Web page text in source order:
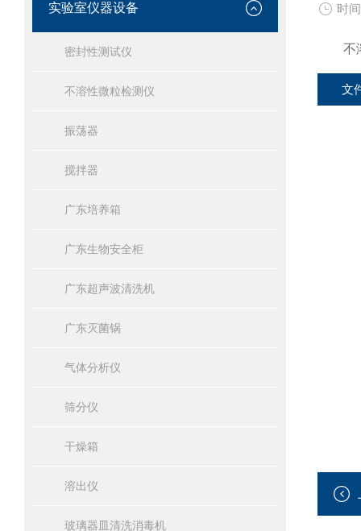
实验室仪器设备
密封性测试仪
不溶性微粒检测仪
振荡器
搅拌器
广东培养箱
广东生物安全柜
广东超声波清洗机
广东灭菌锅
气体分析仪
筛分仪
干燥箱
溶出仪
玻璃器皿清洗消毒机
时
不溶
文